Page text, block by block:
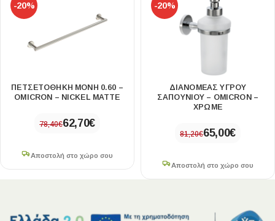
-20%
ΠΕΤΣΕΤΟΘΗΚΗ ΜΟΝΗ 0.60 –
OMICRON – NICKEL MATTE
78,40€62,70€
Αποστολή στο χώρο σου
-20%
ΔΙΑΝΟΜΕΑΣ ΥΓΡΟΥ
ΣΑΠΟΥΝΙΟΥ – OMICRON –
ΧΡΩΜΕ
81,20€65,00€
Αποστολή στο χώρο σου